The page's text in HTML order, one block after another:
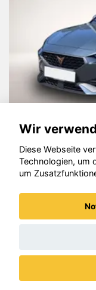
Cupra
©
Wir
Diese Webseite
Technologien, um
um